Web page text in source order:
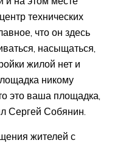
технических
что он здесь
насыщаться,
жилой нет и
никому
это ваша площадка,
Сергей Собянин.
жителей с